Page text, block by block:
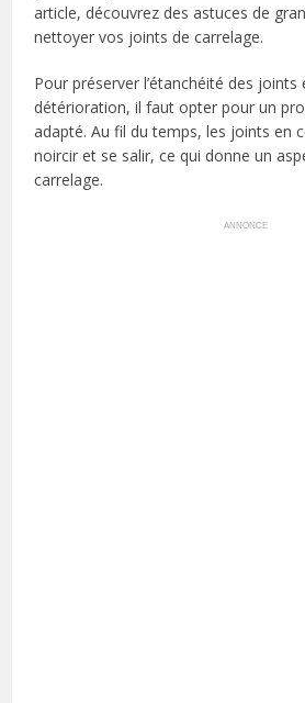
article, découvrez des astuces de
nettoyer vos joints de carrelage.
Pour préserver l’étanchéité des joints
détérioration, il faut opter pour un
adapté. Au fil du temps, les joints en
noircir et se salir, ce qui donne un
carrelage.
ANNONCE